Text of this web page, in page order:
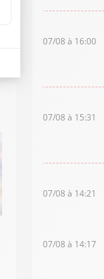
07/08 à 16:00
07/08 à 15:31
07/08 à 14:21
07/08 à 14:17